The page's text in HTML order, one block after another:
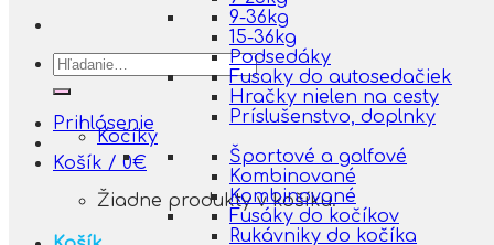
Hľadať:
Prihlásenie
Košík / 0€
Žiadne produkty v košíku.
9-36kg
15-36kg
Podsedáky
Fusaky do autosedačiek
Hračky nielen na cesty
Príslušenstvo, doplnky
Kočíky
Športové a golfové
Kombinované
Kombinované
Fusáky do kočíkov
Rukávniky do kočíka